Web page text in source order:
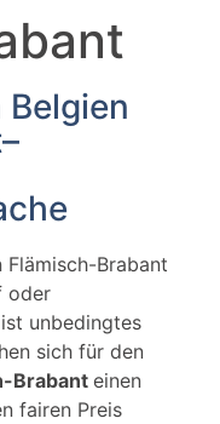
Belgien
Brabant
oder
unbedingtes
sich für den
Brabanteinen
fairen Preis